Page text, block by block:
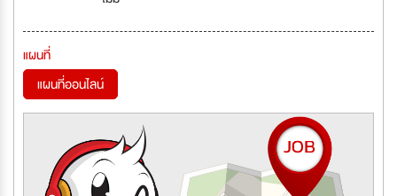
แผนที่
แผนที่ออนไลน์